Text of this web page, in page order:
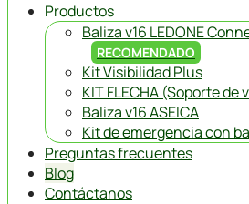
Productos
Baliza v16 LEDONE
RECOMENDADO
Kit Visibilidad Plus
KIT FLECHA (Soporte de
Baliza v16 ASEICA
Kit de emergencia con
Preguntas frecuentes
Blog
Contáctanos